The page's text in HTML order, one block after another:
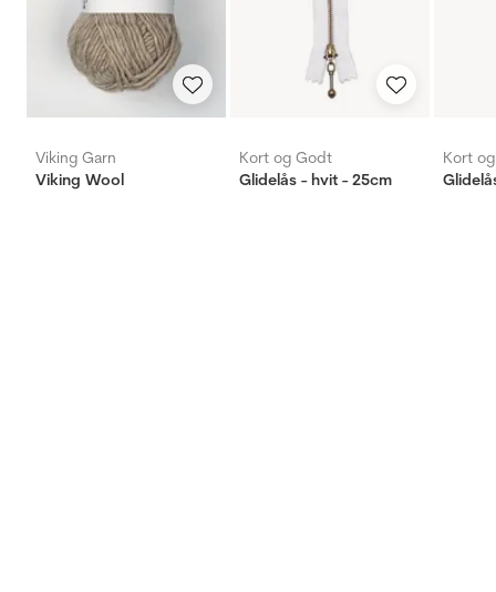
Viking Garn
Viking Wool
Kort og Godt
Glidelås - hvit - 25cm
Kort